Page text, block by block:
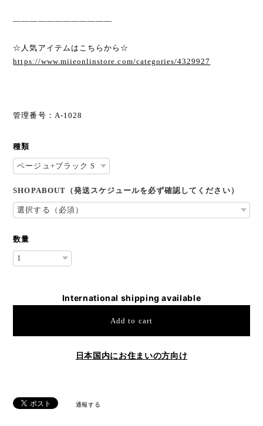
————————————
☆人気アイテムはこちらから☆
https://www.miieonlinstore.com/categories/4329927
管理番号：A-1028
種類
SHOPABOUT（発送スケジュールを必ず確認してください）
数量
International shipping available
Add to cart
日本国内にお住まいの方向け
通報する